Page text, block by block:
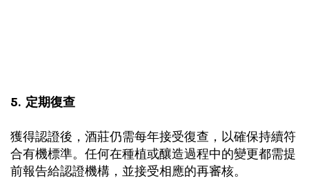
5. 定期復查
獲得認證後，酒莊仍需每年接受復查，以確保持續符
合有機標準。任何在種植或釀造過程中的變更都需提
前報告給認證機構，並接受相應的再審核。